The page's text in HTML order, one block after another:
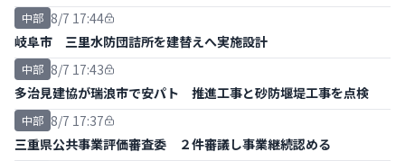
中部 8/7 17:44
岐阜市 三里水防団詰所を建替えへ実施設計
中部 8/7 17:43
多治見建協が瑞浪市で安パト 推進工事と砂防堰堤工事を点検
中部 8/7 17:37
三重県公共事業評価審査委 ２件審議し事業継続認める